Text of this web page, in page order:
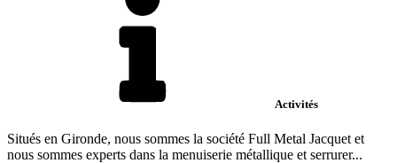
Activités
Situés en Gironde, nous sommes la société Full Metal Jacquet et
nous sommes experts dans la menuiserie métallique et serrurer...